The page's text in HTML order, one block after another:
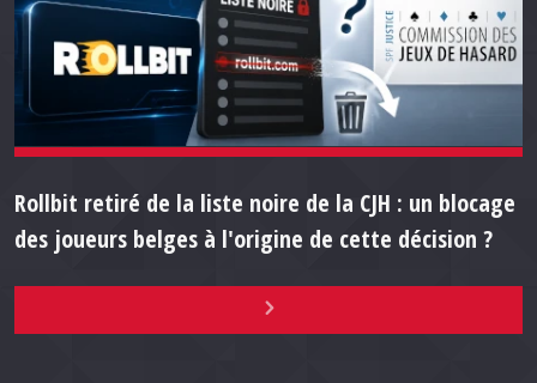
Rollbit retiré de la liste noire de la CJH : un blocage
des joueurs belges à l'origine de cette décision ?